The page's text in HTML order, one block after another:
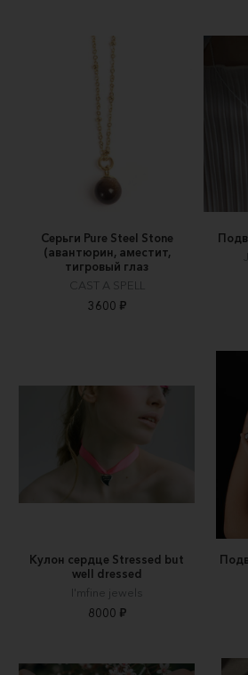
Серьги Pure Steel Stone
(авантюрин, аместит,
тигровый глаз
CAST A SPELL
3600 ₽
Кулон сердце Stressed but
well dressed
I'mfine jewels
8000 ₽